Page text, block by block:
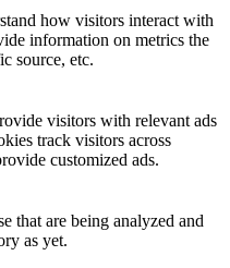
how visitors interact with
information on metrics the
source, etc.
visitors with relevant ads
track visitors across
customized ads.
that are being analyzed and
as yet.